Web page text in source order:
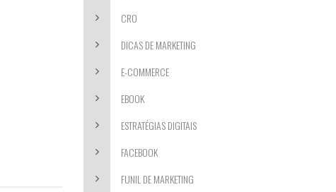
CRO
DICAS DE MARKETING
E-COMMERCE
EBOOK
ESTRATÉGIAS DIGITAIS
FACEBOOK
FUNIL DE MARKETING